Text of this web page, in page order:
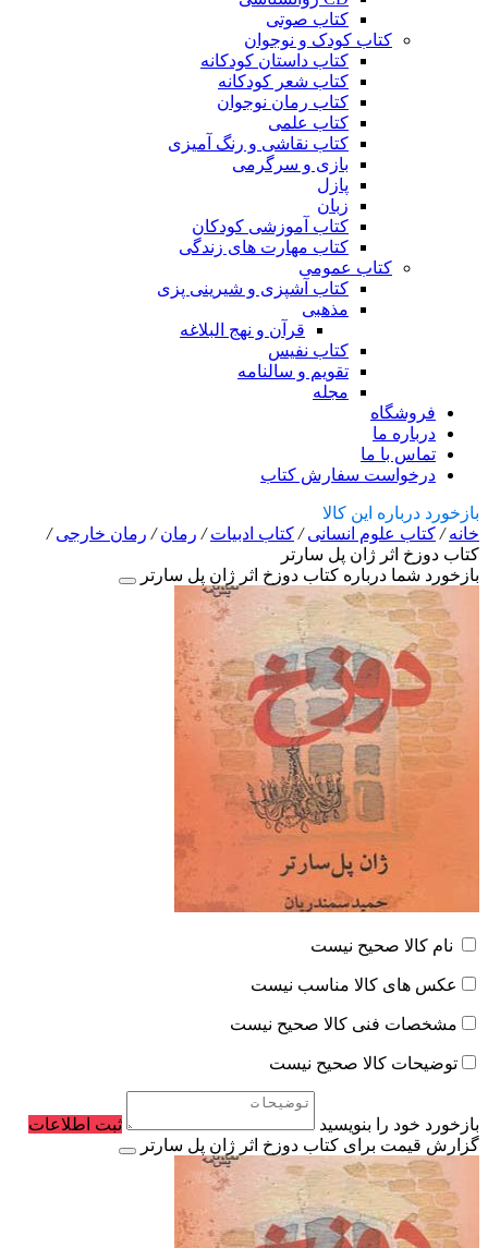
کتاب صوتی
کتاب کودک و نوجوان
کتاب داستان کودکانه
کتاب شعر کودکانه
کتاب رمان نوجوان
کتاب علمی
کتاب نقاشی و رنگ آمیزی
بازی و سرگرمی
پازل
زبان
کتاب آموزشی کودکان
کتاب مهارت های زندگی
کتاب عمومی
کتاب آشپزی و شیرینی پزی
مذهبی
قرآن و نهج البلاغه
کتاب نفیس
تقویم و سالنامه
مجله
فروشگاه
درباره ما
تماس با ما
درخواست سفارش کتاب
بازخورد درباره این کالا
خانه/ کتاب علوم انسانی/ کتاب ادبیات/ رمان/ رمان خارجی/
کتاب دوزخ اثر ژان پل سارتر
بازخورد شما درباره کتاب دوزخ اثر ژان پل سارتر
نام کالا صحیح نیست
عکس های کالا مناسب نیست
مشخصات فنی کالا صحیح نیست
توضیحات کالا صحیح نیست
بازخورد خود را بنویسید
ثبت اطلاعات
گزارش قیمت برای کتاب دوزخ اثر ژان پل سارتر